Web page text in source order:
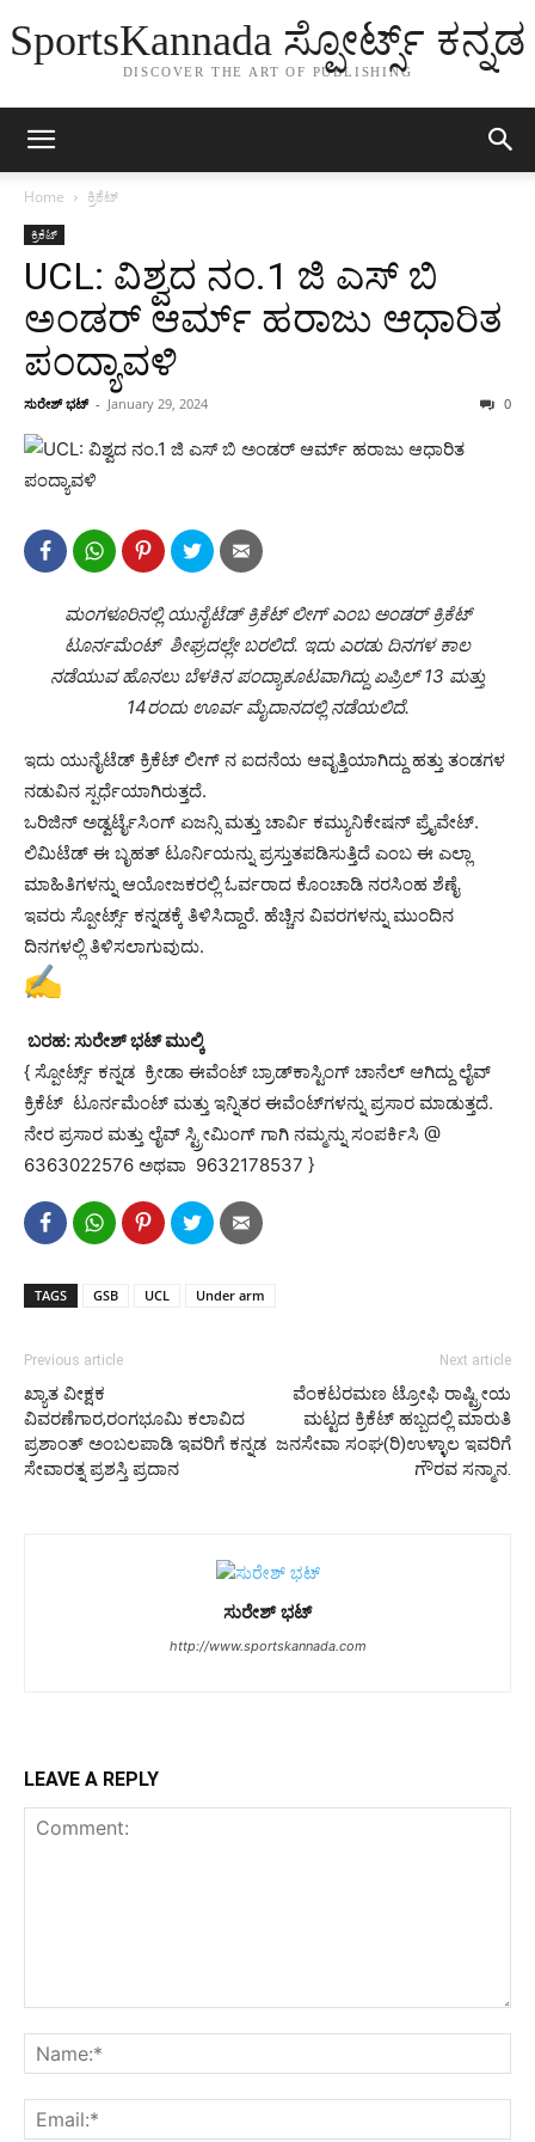
SportsKannada ಸ್ಪೋರ್ಟ್ಸ್ ಕನ್ನಡ
DISCOVER THE ART OF PUBLISHING
Home ಕ್ರಿಕೆಟ್
ಕ್ರಿಕೆಟ್
UCL: ವಿಶ್ವದ ನಂ.1 ಜಿ ಎಸ್ ಬಿ
ಅಂಡರ್ ಆರ್ಮ್ ಹರಾಜು ಆಧಾರಿತ
ಪಂದ್ಯಾವಳಿ
ಸುರೇಶ್ ಭಟ್ - January 29, 2024 0
ಮಂಗಳೂರಿನಲ್ಲಿ ಯುನೈಟೆಡ್ ಕ್ರಿಕೆಟ್ ಲೀಗ್ ಎಂಬ ಅಂಡರ್ ಕ್ರಿಕೆಟ್
ಟೂರ್ನಮೆಂಟ್ ಶೀಘ್ರದಲ್ಲೇ ಬರಲಿದೆ. ಇದು ಎರಡು ದಿನಗಳ ಕಾಲ
ನಡೆಯುವ ಹೊನಲು ಬೆಳಕಿನ ಪಂದ್ಯಾಕೂಟವಾಗಿದ್ದು ಏಪ್ರಿಲ್ 13 ಮತ್ತು
14ರಂದು ಊರ್ವ ಮೈದಾನದಲ್ಲಿ ನಡೆಯಲಿದೆ.
ಇದು ಯುನೈಟೆಡ್ ಕ್ರಿಕೆಟ್ ಲೀಗ್ ನ ಐದನೆಯ ಆವೃತ್ತಿಯಾಗಿದ್ದು ಹತ್ತು ತಂಡಗಳ
ನಡುವಿನ ಸ್ಪರ್ಧೆಯಾಗಿರುತ್ತದೆ.
ಒರಿಜಿನ್ ಅಡ್ವರ್ಟೈಸಿಂಗ್ ಏಜನ್ಸಿ ಮತ್ತು ಚಾರ್ವಿ ಕಮ್ಯುನಿಕೇಷನ್ ಪ್ರೈವೇಟ್.
ಲಿಮಿಟೆಡ್ ಈ ಬೃಹತ್ ಟೂರ್ನಿಯನ್ನು ಪ್ರಸ್ತುತಪಡಿಸುತ್ತಿದೆ ಎಂಬ ಈ ಎಲ್ಲಾ
ಮಾಹಿತಿಗಳನ್ನು ಆಯೋಜಕರಲ್ಲಿ ಓರ್ವರಾದ ಕೊಂಚಾಡಿ ನರಸಿಂಹ ಶೆಣೈ
ಇವರು ಸ್ಪೋರ್ಟ್ಸ್ ಕನ್ನಡಕ್ಕೆ ತಿಳಿಸಿದ್ದಾರೆ. ಹೆಚ್ಚಿನ ವಿವರಗಳನ್ನು ಮುಂದಿನ
ದಿನಗಳಲ್ಲಿ ತಿಳಿಸಲಾಗುವುದು.
ಬರಹ: ಸುರೇಶ್ ಭಟ್ ಮುಲ್ಕಿ
{ ಸ್ಪೋರ್ಟ್ಸ್ ಕನ್ನಡ ಕ್ರೀಡಾ ಈವೆಂಟ್ ಬ್ರಾಡ್‌ಕಾಸ್ಟಿಂಗ್ ಚಾನೆಲ್ ಆಗಿದ್ದು ಲೈವ್
ಕ್ರಿಕೆಟ್ ಟೂರ್ನಮೆಂಟ್ ಮತ್ತು ಇನ್ನಿತರ ಈವೆಂಟ್‌ಗಳನ್ನು ಪ್ರಸಾರ ಮಾಡುತ್ತದೆ.
ನೇರ ಪ್ರಸಾರ ಮತ್ತು ಲೈವ್ ಸ್ಟ್ರೀಮಿಂಗ್ ಗಾಗಿ ನಮ್ಮನ್ನು ಸಂಪರ್ಕಿಸಿ @
6363022576 ಅಥವಾ 9632178537 }
TAGS GSB UCL Under arm
Previous article
ಖ್ಯಾತ ವೀಕ್ಷಕ
ವಿವರಣೆಗಾರ,ರಂಗಭೂಮಿ ಕಲಾವಿದ
ಪ್ರಶಾಂತ್ ಅಂಬಲಪಾಡಿ ಇವರಿಗೆ ಕನ್ನಡ
ಸೇವಾರತ್ನ ಪ್ರಶಸ್ತಿ ಪ್ರದಾನ
Next article
ವೆಂಕಟರಮಣ ಟ್ರೋಫಿ ರಾಷ್ಟ್ರೀಯ
ಮಟ್ಟದ ಕ್ರಿಕೆಟ್ ಹಬ್ಬದಲ್ಲಿ ಮಾರುತಿ
ಜನಸೇವಾ ಸಂಘ(ರಿ)ಉಳ್ಳಾಲ ಇವರಿಗೆ
ಗೌರವ ಸನ್ಮಾನ.
ಸುರೇಶ್ ಭಟ್
http://www.sportskannada.com
LEAVE A REPLY